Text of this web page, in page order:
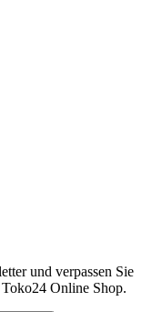
und verpassen Sie
Online Shop.